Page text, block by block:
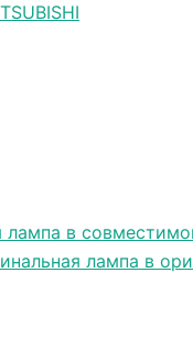
лампа в
лампа в